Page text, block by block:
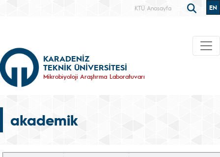
KTÜ Anasayfa EN
KARADENİZ
TEKNİK ÜNİVERSİTESİ
Mikrobiyoloji Araştırma Laboratuvarı
akademik